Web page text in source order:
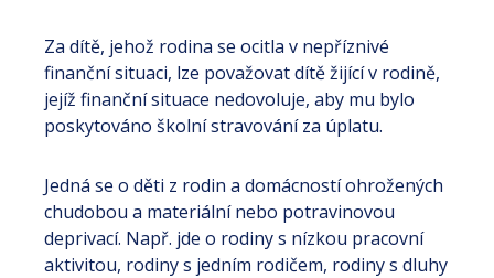
Za dítě, jehož rodina se ocitla v nepříznivé
finanční situaci, lze považovat dítě žijící v rodině,
jejíž finanční situace nedovoluje, aby mu bylo
poskytováno školní stravování za úplatu.
Jedná se o děti z rodin a domácností ohrožených
chudobou a materiální nebo potravinovou
deprivací. Např. jde o rodiny s nízkou pracovní
aktivitou, rodiny s jedním rodičem, rodiny s dluhy